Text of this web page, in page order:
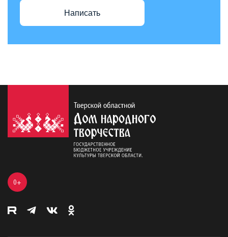
Написать
0+